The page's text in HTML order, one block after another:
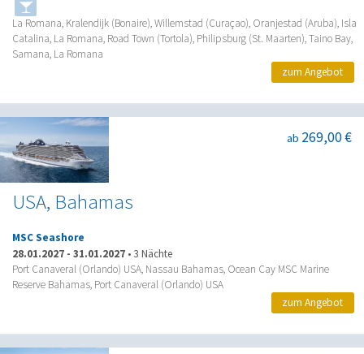
La Romana, Kralendijk (Bonaire), Willemstad (Curaçao), Oranjestad (Aruba), Isla
Catalina, La Romana, Road Town (Tortola), Philipsburg (St. Maarten), Taino Bay,
Samana, La Romana
zum Angebot
USA, Bahamas
ab 269,00 €
MSC Seashore
28.01.2027 - 31.01.2027 • 3 Nächte
Port Canaveral (Orlando) USA, Nassau Bahamas, Ocean Cay MSC Marine
Reserve Bahamas, Port Canaveral (Orlando) USA
zum Angebot